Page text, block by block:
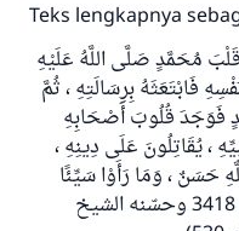
Teks lengkapnya
مُحَمَّدٍ صَلَّى اللَّهُ عَلَيْهِ
فَابْتَعَثَهُ بِرِسَالَتِهِ ، ثُمَّ
فَوَجَدَ قُلُوبَ أَصْحَابِهِ
، يُقَاتِلُونَ عَلَى دِينِهِ ،
حَسَنٌ ، وَمَا رَأَوْا سَيِّئًا
فَهُوَ عِنْدَ اللَّهِ سَيِّئٌ (رواه أحمد، رقم 3418 وحسّنه الشيخ